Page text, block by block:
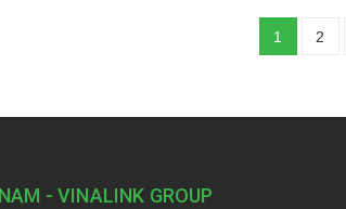
1 2
- VINALINK GROUP